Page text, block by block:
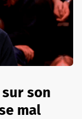
son
mal